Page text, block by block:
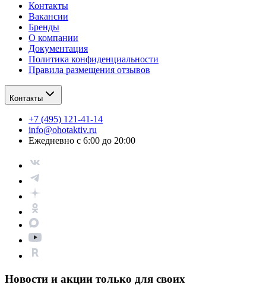
Контакты
Вакансии
Бренды
О компании
Документация
Политика конфиденциальности
Правила размещения отзывов
Контакты
+7 (495) 121-41-14
info@ohotaktiv.ru
Ежедневно с 6:00 до 20:00
Новости и акции только для своих